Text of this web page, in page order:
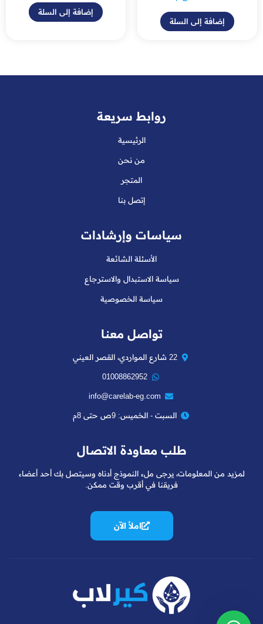
إضافة إلى السلة
إضافة إلى السلة
روابط سريعة
الرئيسية
من نحن
المتجر
إتصل بنا
سياسات وإرشادات
الأسئلة الشائعة
سياسة الاستبدال والاسترجاع
سياسة الخصوصية
تواصل معنا
22 شارع المواردي، القصر العيني
01008862952
info@carelab-eg.com
السبت - الخميس: 9ص حتى 8م
طلب معاودة الاتصال
لمزيد من المعلومات، يرجى ملء النموذج أدناه وسيتصل بك أحد أعضاء
فريقنا في أقرب وقت ممكن.
املأ الآن
فريق دعم العملاء لدينا هنا للإجابة على